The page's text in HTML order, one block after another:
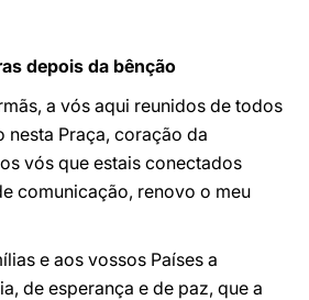
depois da bênção
a vós aqui reunidos de todos
nesta Praça, coração da
vós que estais conectados
comunicação, renovo o meu
e aos vossos Países a
de esperança e de paz, que a